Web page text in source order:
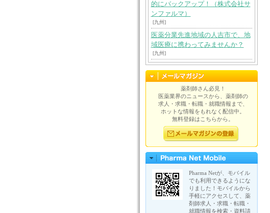
的にバックアップ！（株式会社サ
ンファルマ）
[九州]
医薬分業先進地域の人吉市で、地
域医療に携わってみませんか？
[九州]
薬剤師さん必見！
医薬業界のニュースから、薬剤師の
求人・求職・転職・就職情報まで、
ホットな情報をもれなく配信中。
無料登録はこちらから。
Pharma Netが、モバイル
でも利用できるようにな
りました！モバイルから
手軽にアクセスして、薬
剤師求人・求職・転職・
就職情報を検索・資料請